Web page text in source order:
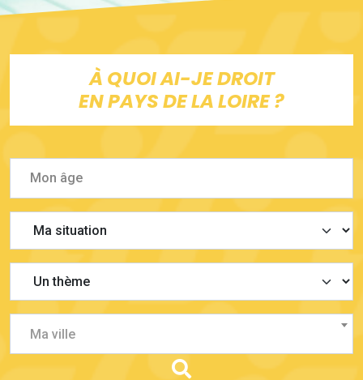
À QUOI AI-JE DROIT
EN PAYS DE LA LOIRE ?
Ma ville